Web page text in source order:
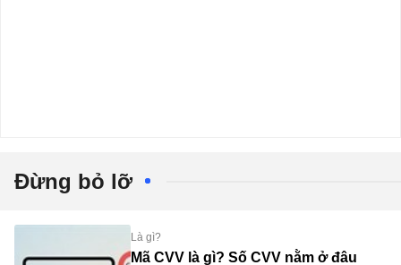
Đừng bỏ lỡ
Là gì?
Mã CVV là gì? Số CVV nằm ở đâu